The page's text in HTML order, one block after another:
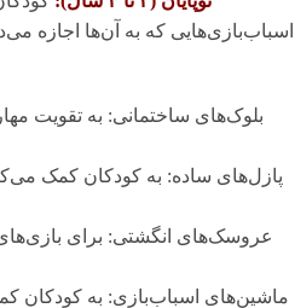
اسباب‌بازی‌هایی که به آن‌ها اجازه
بلوک‌های ساختمانی: به تقویت
پازل‌های ساده: به کودکان کمک
عروسک‌های انگشتی: برای
ماشین‌های اسباب‌بازی: به کودکان